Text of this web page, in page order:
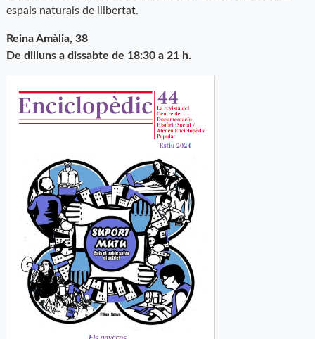
espais naturals de llibertat.
Reina Amàlia, 38
De dilluns a dissabte de 18:30 a 21 h.